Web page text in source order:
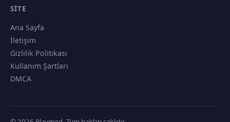
SITE
Ana Sayfa
İletişim
Gizlilik Politikası
Kullanım Şartları
DMCA